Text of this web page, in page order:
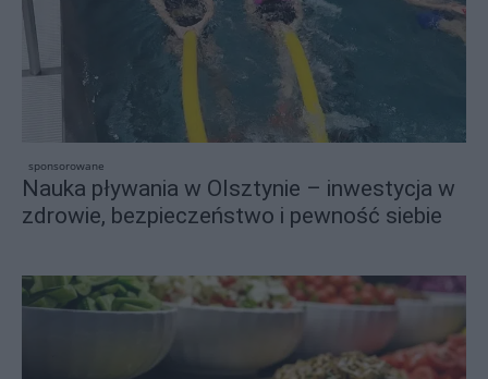
sponsorowane
Nauka pływania w Olsztynie – inwestycja w
zdrowie, bezpieczeństwo i pewność siebie